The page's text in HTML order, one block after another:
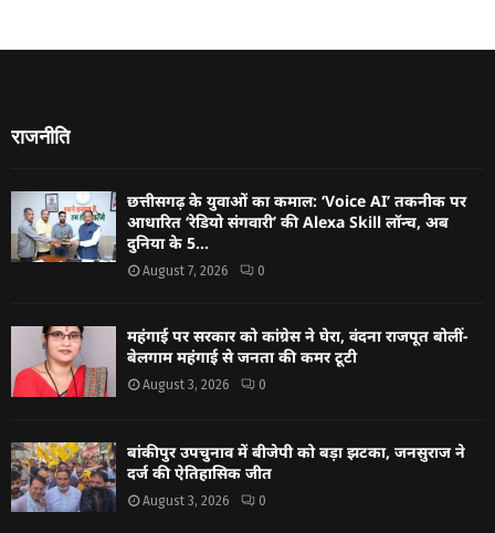
राजनीति
छत्तीसगढ़ के युवाओं का कमाल: ‘Voice AI’ तकनीक पर
आधारित ‘रेडियो संगवारी’ की Alexa Skill लॉन्च, अब
दुनिया के 5...
August 7, 2026 0
महंगाई पर सरकार को कांग्रेस ने घेरा, वंदना राजपूत बोलीं-
बेलगाम महंगाई से जनता की कमर टूटी
August 3, 2026 0
बांकीपुर उपचुनाव में बीजेपी को बड़ा झटका, जनसुराज ने
दर्ज की ऐतिहासिक जीत
August 3, 2026 0